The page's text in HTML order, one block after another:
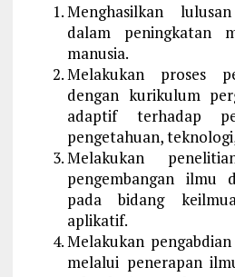
Menghasilkan
dalam peningkatan
manusia.
Melakukan proses
dengan kurikulum
adaptif terhadap
pengetahuan,
Melakukan
pengembangan ilmu
pada bidang
aplikatif.
Melakukan
melalui penerapan